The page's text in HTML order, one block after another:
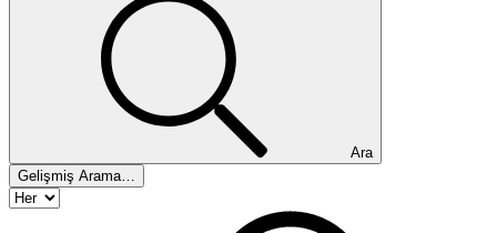
Ara
Gelişmiş Arama…